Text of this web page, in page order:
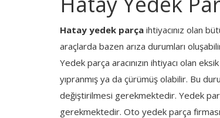
Hatay yedek parça ihtiyacınız olan
araçlarda bazen arıza durumları
Yedek parça aracınızın ihtiyacı olan
yıpranmış ya da çürümüş olabilir. Bu
değiştirilmesi gerekmektedir. Yedek
gerekmektedir. Oto yedek parça